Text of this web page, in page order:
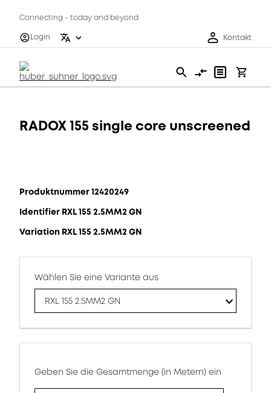
Connecting - today and beyond
Login
Kontakt
RADOX 155 single core unscreened
Produktnummer 12420249
Identifier RXL 155 2.5MM2 GN
Variation RXL 155 2.5MM2 GN
Wählen Sie eine Variante aus
RXL 155 2.5MM2 GN
Geben Sie die Gesamtmenge (in Metern) ein